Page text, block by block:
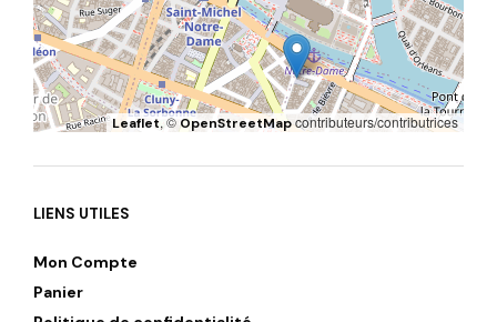
Leaflet, ©OpenStreetMapcontributeurs/contributrices
LIENS UTILES
Mon Compte
Panier